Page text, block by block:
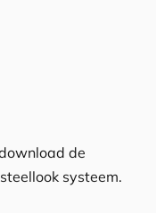
de
systeem.